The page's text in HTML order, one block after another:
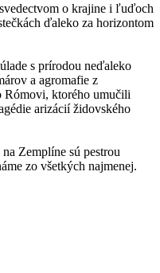
o krajine i ľuďoch
ďaleko za horizontom
s prírodou neďaleko
a agromafie z
Rómovi, ktorého umučili
arizácií židovského
Zemplíne sú pestrou
zo všetkých najmenej.